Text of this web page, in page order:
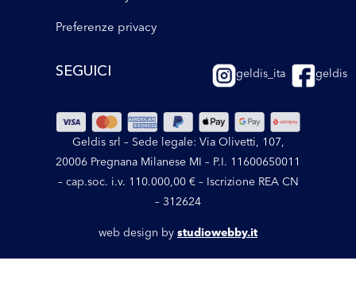
Preferenze privacy
SEGUICI geldis_ita geldis
Geldis srl – Sede legale: Via Olivetti, 107,
20006 Pregnana Milanese MI – P.I. 11600650011
– cap.soc. i.v. 110.000,00 € – Iscrizione REA CN
– 312624
web design by studiowebby.it